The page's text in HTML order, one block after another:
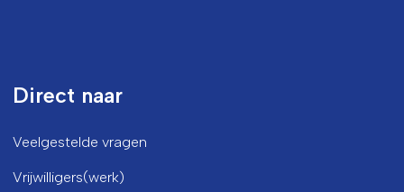
Direct naar
Veelgestelde vragen
Vrijwilligers(werk)